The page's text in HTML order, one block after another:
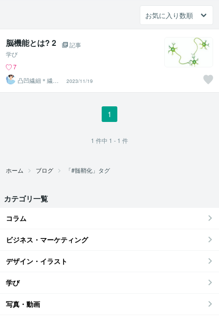
脳機能とは? 2
記事
学び
7
凸凹繊細＊繊細
親子発達親子の
お話相手
2023/11/19
1
1 件中 1 - 1 件
ホーム ブログ 「#髄鞘化」タグ
カテゴリ一覧
コラム
ビジネス・マーケティング
デザイン・イラスト
学び
写真・動画